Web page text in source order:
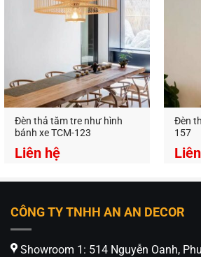
Đèn thả tăm tre như hình
bánh xe TCM-123
Liên hệ
Đèn
157
CÔNG TY TNHH AN AN DECOR
Showroom 1: 514 Nguyễn Oanh,